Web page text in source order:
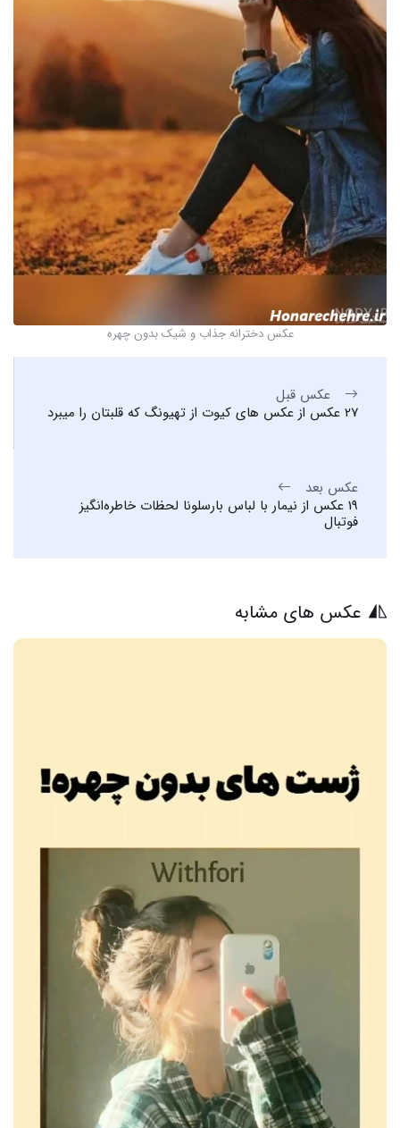
عکس دخترانه جذاب و شیک بدون چهره
عکس قبل
27 عکس از عکس های کیوت از تهیونگ که قلبتان را میبرد
عکس بعد
19 عکس از نیمار با لباس بارسلونا لحظات خاطره‌انگیز
فوتبال
عکس های مشابه